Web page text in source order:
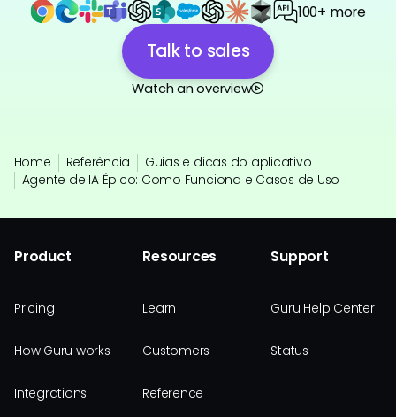
100+ more
Talk to sales
Watch an overview
Home Referência
Guias e dicas do aplicativo
Agente de IA Épico: Como Funciona e Casos de Uso
Product
Pricing
How Guru works
Integrations
Resources
Learn
Customers
Reference
Support
Guru Help Center
Status